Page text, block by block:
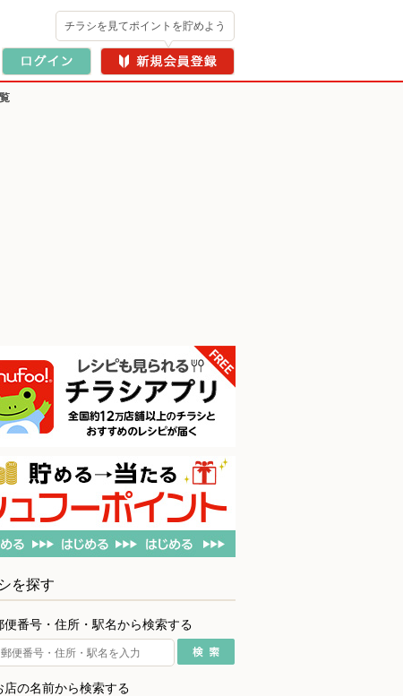
チラシを見てポイントを貯めよう
を探す
便番号・住所・駅名から検索する
店の名前から検索する